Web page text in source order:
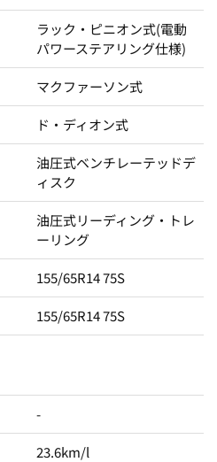
ラック・ピニオン式(電動
パワーステアリング仕様)
マクファーソン式
ド・ディオン式
油圧式ベンチレーテッドデ
ィスク
油圧式リーディング・トレ
ーリング
155/65R14 75S
155/65R14 75S
-
23.6km/l